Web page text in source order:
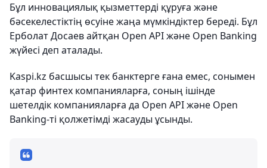
Бұл инновациялық қызметтерді құруға және
бәсекелестіктің өсуіне жаңа мүмкіндіктер береді. Бұл
Ерболат Досаев айтқан Open API және Open Banking
жүйесі деп аталады.
Kaspi.kz басшысы тек банктерге ғана емес, сонымен
қатар финтех компанияларға, соның ішінде
шетелдік компанияларға да Open API және Open
Banking-ті қолжетімді жасауды ұсынды.